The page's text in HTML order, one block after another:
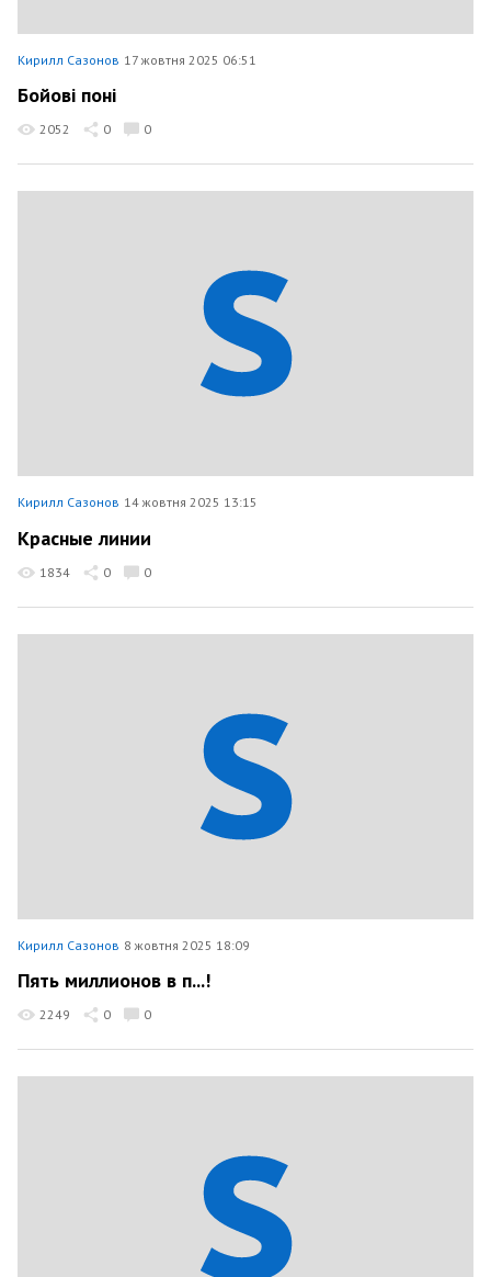
Кирилл Сазонов 17 жовтня 2025 06:51
Бойові поні
2052 0 0
Кирилл Сазонов 14 жовтня 2025 13:15
Красные линии
1834 0 0
Кирилл Сазонов 8 жовтня 2025 18:09
Пять миллионов в п...!
2249 0 0